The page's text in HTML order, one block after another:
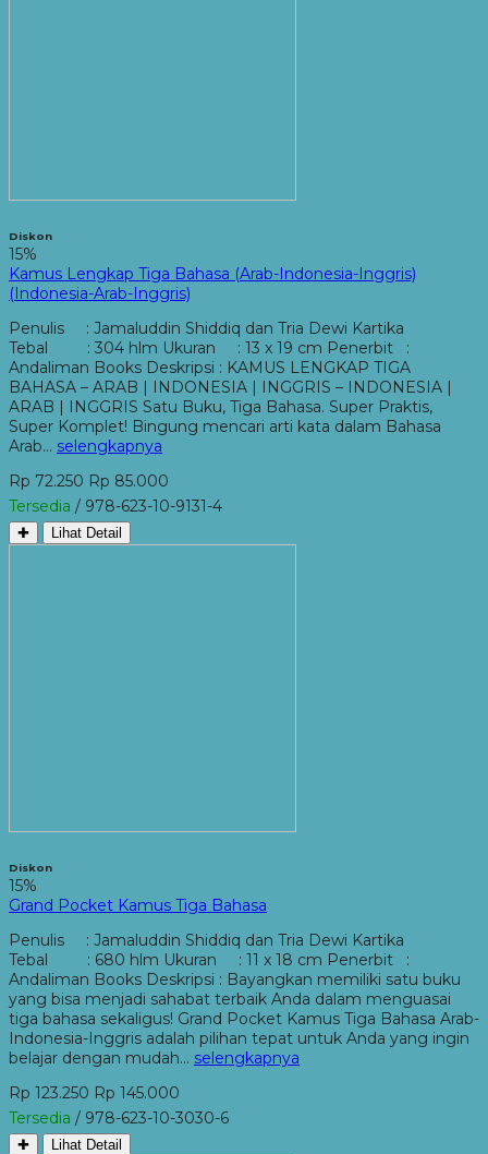
Diskon
15%
Kamus Lengkap Tiga Bahasa (Arab-Indonesia-Inggris)
(Indonesia-Arab-Inggris)
Penulis : Jamaluddin Shiddiq dan Tria Dewi Kartika
Tebal : 304 hlm Ukuran : 13 x 19 cm Penerbit :
Andaliman Books Deskripsi : KAMUS LENGKAP TIGA
BAHASA – ARAB | INDONESIA | INGGRIS – INDONESIA |
ARAB | INGGRIS Satu Buku, Tiga Bahasa. Super Praktis,
Super Komplet! Bingung mencari arti kata dalam Bahasa
Arab… selengkapnya
Rp 72.250 Rp 85.000
Tersedia / 978-623-10-9131-4
✚ Lihat Detail
Diskon
15%
Grand Pocket Kamus Tiga Bahasa
Penulis : Jamaluddin Shiddiq dan Tria Dewi Kartika
Tebal : 680 hlm Ukuran : 11 x 18 cm Penerbit :
Andaliman Books Deskripsi : Bayangkan memiliki satu buku
yang bisa menjadi sahabat terbaik Anda dalam menguasai
tiga bahasa sekaligus! Grand Pocket Kamus Tiga Bahasa Arab-
Indonesia-Inggris adalah pilihan tepat untuk Anda yang ingin
belajar dengan mudah… selengkapnya
Rp 123.250 Rp 145.000
Tersedia / 978-623-10-3030-6
✚ Lihat Detail